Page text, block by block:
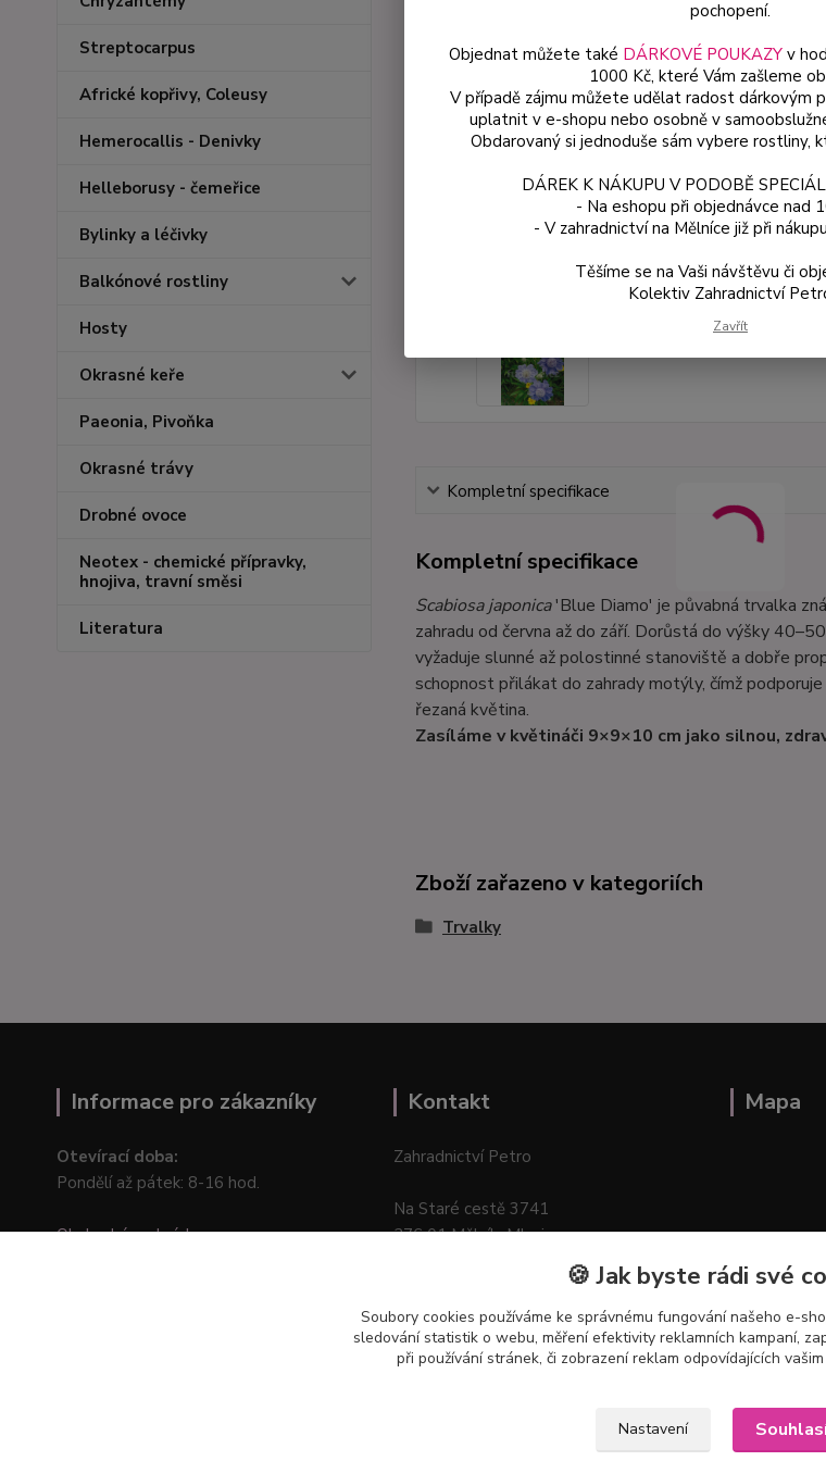
Streptocarpus
Africké kopřivy, Coleusy
Hemerocallis - Denivky
Helleborusy - čemeřice
Bylinky a léčivky
Balkónové rostliny
Hosty
Okrasné keře
Paeonia, Pivoňka
Okrasné trávy
Drobné ovoce
Neotex - chemické přípravky,
hnojiva, travní směsi
Literatura
Kompletní specifikace
Kompletní specifikace
Scabiosa japonica'Blue Diamo' je půvabná trvalka
zahradu od června až do září. Dorůstá do výšky
vyžaduje slunné až polostinné stanoviště a dobře
schopnost přilákat do zahrady motýly, čímž
řezaná květina.
Zasíláme v květináči 9×9×10 cm jako silnou,
Zboží zařazeno v kategoriích
Trvalky
Informace pro zákazníky
Otevírací doba:
Pondělí až pátek: 8-16 hod.
Obchodní podmínky
Kontakt
Zahradnictví Petro
Na Staré cestě 3741
276 01 Mělník–Mlazice
Mapa
pochopení.
Objednat můžete také DÁRKOVÉ POUKAZYv
1000 Kč, které Vám zašleme
V případě zájmu můžete udělat radost dárkovým
uplatnit v e-shopu nebo osobně v
Obdarovaný si jednoduše sám vybere rostliny,
DÁREK K NÁKUPU V PODOBĚ
- Na eshopu při objednávce nad
- V zahradnictví na Mělníce již při
Těšíme se na Vaši návštěvu či
Kolektiv Zahradnictví
Zavřít
🍪 Jak byste rádi své
Soubory cookies používáme ke správnému fungování našeho e-
sledování statistik o webu, měření efektivity reklamních kampaní,
při používání stránek, či zobrazení reklam odpovídajících
Nastavení